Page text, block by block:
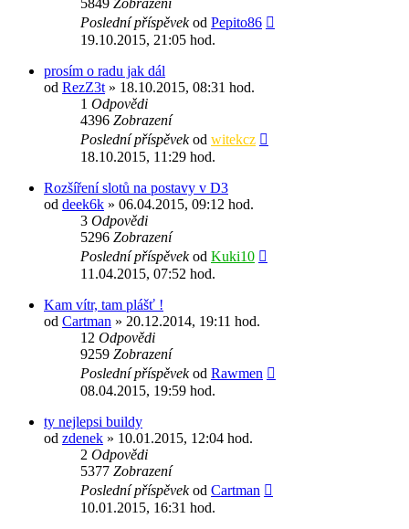
Poslední příspěvekod Pepito86
19.10.2015, 21:05 hod.
prosím o radu jak dál
od RezZ3t » 18.10.2015, 08:31 hod.
1 Odpovědi
4396 Zobrazení
Poslední příspěvekod witekcz
18.10.2015, 11:29 hod.
Rozšíření slotů na postavy v D3
od deek6k » 06.04.2015, 09:12 hod.
3 Odpovědi
5296 Zobrazení
Poslední příspěvekod Kuki10
11.04.2015, 07:52 hod.
Kam vítr, tam plášť !
od Cartman » 20.12.2014, 19:11 hod.
12 Odpovědi
9259 Zobrazení
Poslední příspěvekod Rawmen
08.04.2015, 19:59 hod.
ty nejlepsi buildy
od zdenek » 10.01.2015, 12:04 hod.
2 Odpovědi
5377 Zobrazení
Poslední příspěvekod Cartman
10.01.2015, 16:31 hod.